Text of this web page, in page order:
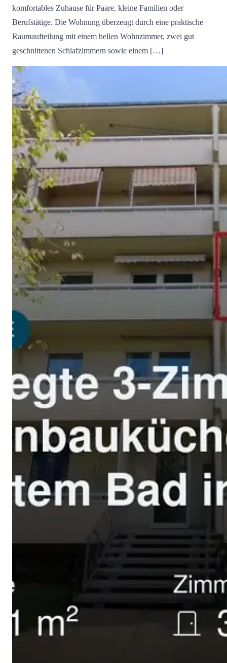
komfortables Zuhause für Paare, kleine Familien oder
Berufstätige. Die Wohnung überzeugt durch eine praktische
Raumaufteilung mit einem hellen Wohnzimmer, zwei gut
geschnittenen Schlafzimmern sowie einem […]